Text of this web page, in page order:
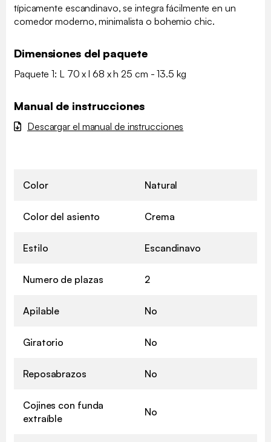
típicamente escandinavo, se integra fácilmente en un
comedor moderno, minimalista o bohemio chic.
Dimensiones del paquete
Paquete 1: L 70 x l 68 x h 25 cm - 13.5 kg
Manual de instrucciones
Descargar el manual de instrucciones
Color Natural
Color del asiento Crema
Estilo Escandinavo
Numero de plazas 2
Apilable No
Giratorio No
Reposabrazos No
Cojines con funda
extraíble
No